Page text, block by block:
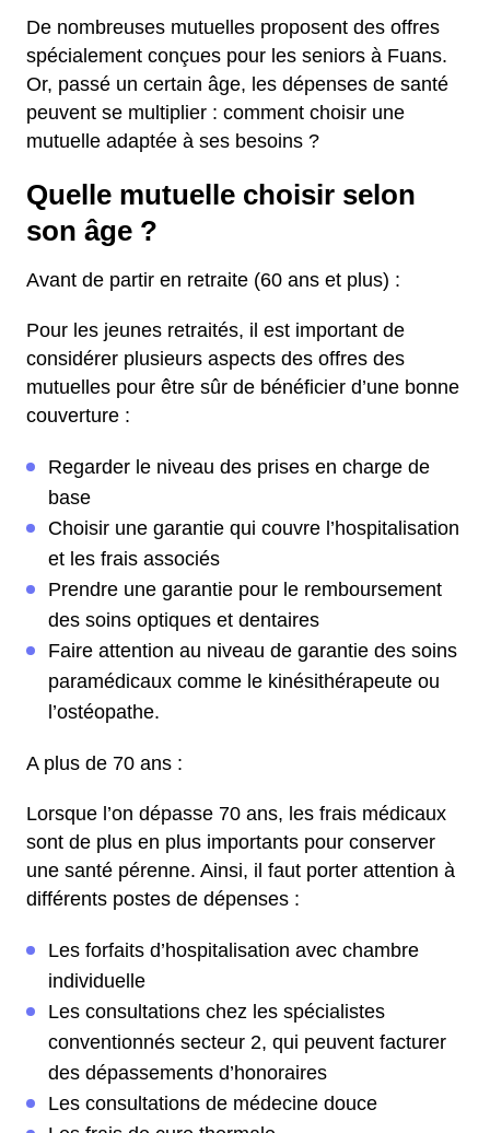
De nombreuses mutuelles proposent des offres
spécialement conçues pour les seniors à Fuans.
Or, passé un certain âge, les dépenses de santé
peuvent se multiplier : comment choisir une
mutuelle adaptée à ses besoins ?
Quelle mutuelle choisir selon
son âge ?
Avant de partir en retraite (60 ans et plus) :
Pour les jeunes retraités, il est important de
considérer plusieurs aspects des offres des
mutuelles pour être sûr de bénéficier d’une bonne
couverture :
Regarder le niveau des prises en charge de
base
Choisir une garantie qui couvre l’hospitalisation
et les frais associés
Prendre une garantie pour le remboursement
des soins optiques et dentaires
Faire attention au niveau de garantie des soins
paramédicaux comme le kinésithérapeute ou
l’ostéopathe.
A plus de 70 ans :
Lorsque l’on dépasse 70 ans, les frais médicaux
sont de plus en plus importants pour conserver
une santé pérenne. Ainsi, il faut porter attention à
différents postes de dépenses :
Les forfaits d’hospitalisation avec chambre
individuelle
Les consultations chez les spécialistes
conventionnés secteur 2, qui peuvent facturer
des dépassements d’honoraires
Les consultations de médecine douce